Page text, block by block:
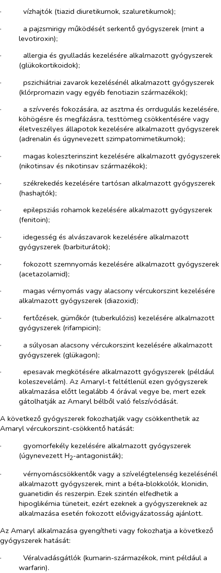
·​
vízhajtók (tiazid diuretikumok, szaluretikumok);
·​
a pajzsmirigy működését serkentő gyógyszerek (mint a
levotiroxin);
·​
allergia és gyulladás kezelésére alkalmazott gyógyszerek
(glükokortikoidok);
·​
pszichiátriai zavarok kezelésénél alkalmazott gyógyszerek
(klórpromazin vagy egyéb fenotiazin származékok);
·​
a szívverés fokozására, az asztma és orrdugulás kezelésére,
köhögésre és megfázásra, testtömeg csökkentésére vagy
életveszélyes állapotok kezelésére alkalmazott gyógyszerek
(adrenalin és úgynevezett szimpatomimetikumok);
·​
magas koleszterinszint kezelésére alkalmazott gyógyszerek
(nikotinsav és nikotinsav származékok);
·​
székrekedés kezelésére tartósan alkalmazott gyógyszerek
(hashajtók);
·​
epilepsziás rohamok kezelésére alkalmazott gyógyszerek
(fenitoin);
·​
idegesség és alvászavarok kezelésére alkalmazott
gyógyszerek (barbiturátok);
·​
fokozott szemnyomás kezelésére alkalmazott gyógyszerek
(acetazolamid);
·​
magas vérnyomás vagy alacsony vércukorszint kezelésére
alkalmazott gyógyszerek (diazoxid);
·​
fertőzések, gümőkór (tuberkulózis) kezelésére alkalmazott
gyógyszerek (rifampicin);
·​
a súlyosan alacsony vércukorszint kezelésére alkalmazott
gyógyszerek (glükagon);
·​
epesavak megkötésére alkalmazott gyógyszerek (például
koleszevelám). Az Amaryl-t feltétlenül ezen gyógyszerek
alkalmazása előtt legalább 4 órával vegye be, mert ezek
gátolhatják az Amaryl bélből való felszívódását.
A következő gyógyszerek fokozhatják vagy csökkenthetik az
Amaryl vércukorszint-csökkentő hatását:
·​
gyomorfekély kezelésére alkalmazott gyógyszerek
(úgynevezett H2-antagonisták);
·​
vérnyomáscsökkentők vagy a szívelégtelenség kezelésénél
alkalmazott gyógyszerek, mint a béta‑blokkolók, klonidin,
guanetidin és reszerpin. Ezek szintén elfedhetik a
hipoglikémia tüneteit, ezért ezeknek a gyógyszereknek az
alkalmazása esetén fokozott elővigyázatosság ajánlott.
Az Amaryl alkalmazása gyengítheti vagy fokozhatja a következő
gyógyszerek hatását:
·​
Véralvadásgátlók (kumarin-származékok, mint például a
warfarin).